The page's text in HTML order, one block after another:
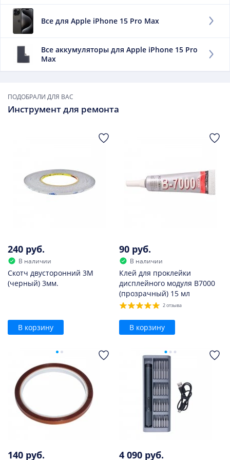
можно назвать мАч, что отражает уровень доступной
энергии. Чем выше данный фактор, тем дольше
работает мобильный телефон без подпитки. Данный
Заменить данный элемент придется, если:
он вздулся.
Все для Apple iPhone 15 Pro Max
Все аккумуляторы для Apple iPhone 15 Pro
Max
ПОДОБРАЛИ ДЛЯ ВАС
Инструмент для ремонта
240 руб.
В наличии
Скотч двусторонний 3M
(черный) 3мм.
В корзину
90 руб.
В наличии
Клей для проклейки
дисплейного модуля B7000
(прозрачный) 15 мл
2 отзыва
В корзину
140 руб. 4 090 руб.